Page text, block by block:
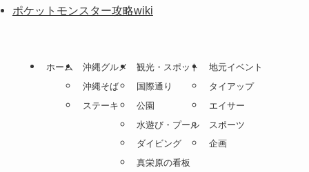
ポケットモンスター攻略wiki
ホーム
沖縄グルメ
沖縄そば
ステーキ
観光・スポット
国際通り
公園
水遊び・プール
ダイビング
真栄原の看板
地元イベント
タイアップ
エイサー
スポーツ
企画